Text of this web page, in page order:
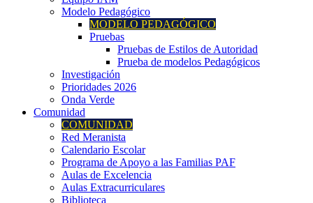
Modelo Pedagógico
MODELO PEDAGÓGICO
Pruebas
Pruebas de Estilos de Autoridad
Prueba de modelos Pedagógicos
Investigación
Prioridades 2026
Onda Verde
Comunidad
COMUNIDAD
Red Meranista
Calendario Escolar
Programa de Apoyo a las Familias PAF
Aulas de Excelencia
Aulas Extracurriculares
Biblioteca